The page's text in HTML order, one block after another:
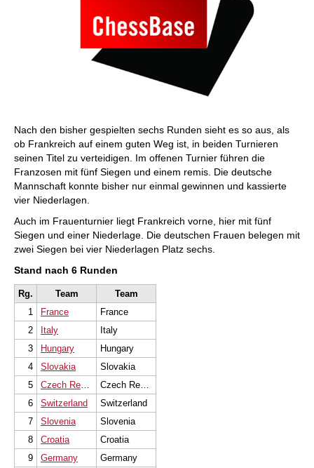
Nach den bisher gespielten sechs Runden sieht es so aus, als
ob Frankreich auf einem guten Weg ist, in beiden Turnieren
seinen Titel zu verteidigen. Im offenen Turnier führen die
Franzosen mit fünf Siegen und einem remis. Die deutsche
Mannschaft konnte bisher nur einmal gewinnen und kassierte
vier Niederlagen.
Auch im Frauenturnier liegt Frankreich vorne, hier mit fünf
Siegen und einer Niederlage. Die deutschen Frauen belegen mit
zwei Siegen bei vier Niederlagen Platz sechs.
Stand nach 6 Runden
Rg. Team
Team
1
France
France
2
Italy
Italy
3
Hungary
Hungary
4
Slovakia
Slovakia
5
Czech Republic
Czech Republic
6
Switzerland
Switzerland
7
Slovenia
Slovenia
8
Croatia
Croatia
9
Germany Germany